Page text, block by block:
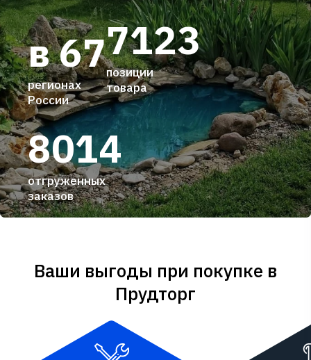
7123
позиции
товара
8014
отгруженных
заказов
в 67
регионах
России
Ваши выгоды при покупке в
Прудторг